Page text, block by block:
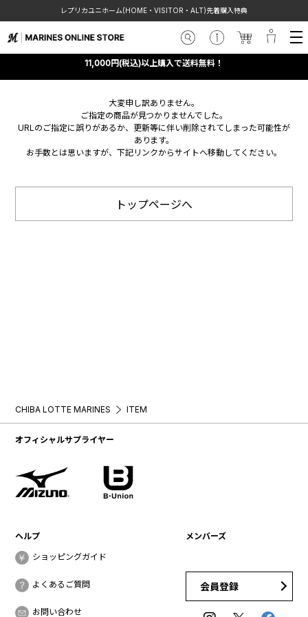
レプリカユニホーム(HOME・VISITOR・ALT)先着購入特典
11,000円(税込)以上購入で送料無料！
大変申し訳ありません。
ご指定の商品が見つかりませんでした。
URLのご指定に誤りがあるか、更新等に伴い削除されてしまった可能性が
あります。
お手数とは思いますが、下記リンクからサイトへ移動してください。
トップページへ
CHIBA LOTTE MARINES ITEM
オフィシャルサプライヤー
ヘルプ
ショッピングガイド
よくあるご質問
お問い合わせ
メンバーズ
会員登録